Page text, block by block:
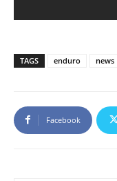
TAGS enduro news
Facebook